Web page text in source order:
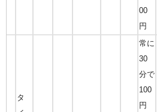
00
円
タ
常に
30
分で
100
円